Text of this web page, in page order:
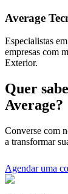
Average
Especialistas
empresas com
Exterior.
Quer
Average?
Converse com
a transformar
Agendar uma